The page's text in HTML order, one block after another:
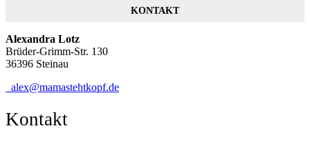
KONTAKT
Alexandra Lotz
Brüder-Grimm-Str. 130
36396 Steinau
alex@mamastehtkopf.de
Kontakt